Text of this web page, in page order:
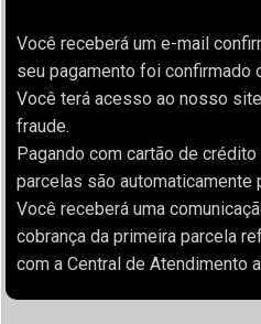
Você receberá um e-mail
seu pagamento foi confirmado
Você terá acesso ao nosso
fraude.
Pagando com cartão de
parcelas são automaticamente
Você receberá uma
cobrança da primeira parcela
com a Central de Atendimento